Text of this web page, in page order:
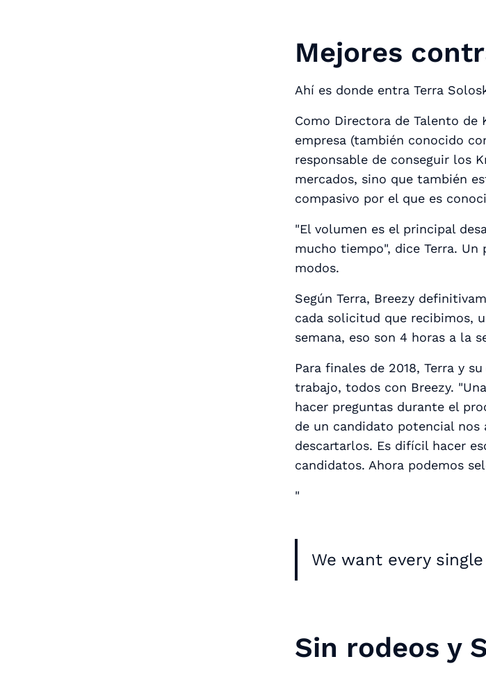
Mejores
Ahí es donde entra Terra
Como Directora de Talento de
empresa (también conocido
responsable de conseguir los
mercados, sino que también
compasivo por el que es
"El volumen es el principal
mucho tiempo", dice Terra.
modos.
Según Terra, Breezy
cada solicitud que recibimos,
semana, eso son 4 horas a la
Para finales de 2018, Terra y
trabajo, todos con Breezy.
hacer preguntas durante el
de un candidato potencial nos
descartarlos. Es difícil hacer
candidatos. Ahora podemos
"
We want every
Sin rodeos y